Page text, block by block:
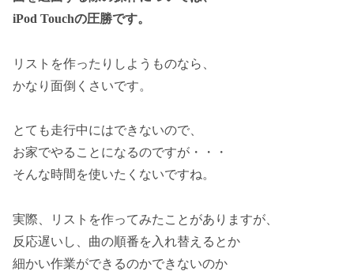
iPod Touchの圧勝です。
リストを作ったりしようものなら、
かなり面倒くさいです。
とても走行中にはできないので、
お家でやることになるのですが・・・
そんな時間を使いたくないですね。
実際、リストを作ってみたことがありますが、
反応遅いし、曲の順番を入れ替えるとか
細かい作業ができるのかできないのか